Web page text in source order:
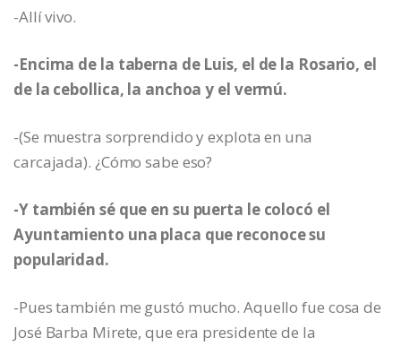
-Allí vivo.
-Encima de la taberna de Luis, el de la Rosario, el
de la cebollica, la anchoa y el vermú.
-(Se muestra sorprendido y explota en una
carcajada). ¿Cómo sabe eso?
-Y también sé que en su puerta le colocó el
Ayuntamiento una placa que reconoce su
popularidad.
-Pues también me gustó mucho. Aquello fue cosa de
José Barba Mirete, que era presidente de la